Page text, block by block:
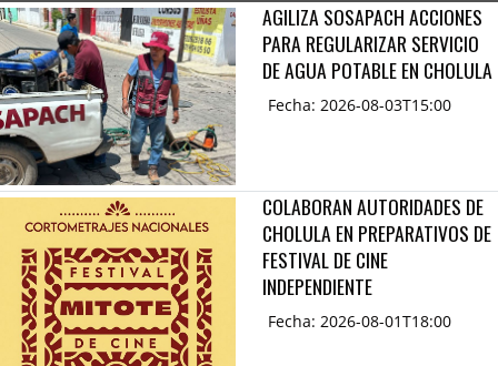
AGILIZA SOSAPACH ACCIONES
PARA REGULARIZAR SERVICIO
DE AGUA POTABLE EN CHOLULA
Fecha: 2026-08-03T15:00
COLABORAN AUTORIDADES DE
CHOLULA EN PREPARATIVOS DE
FESTIVAL DE CINE
INDEPENDIENTE
Fecha: 2026-08-01T18:00